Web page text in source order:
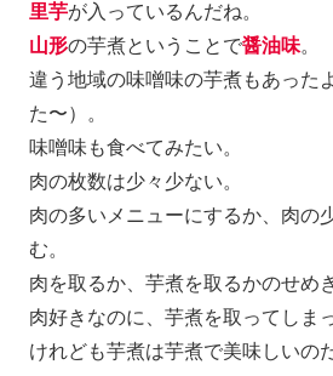
里芋が入っているんだね。
山形の芋煮ということで醤油味。
違う地域の味噌味の芋煮もあった
た〜）。
味噌味も食べてみたい。
肉の枚数は少々少ない。
肉の多いメニューにするか、肉の
む。
肉を取るか、芋煮を取るかのせめ
肉好きなのに、芋煮を取ってしま
けれども芋煮は芋煮で美味しいのだ